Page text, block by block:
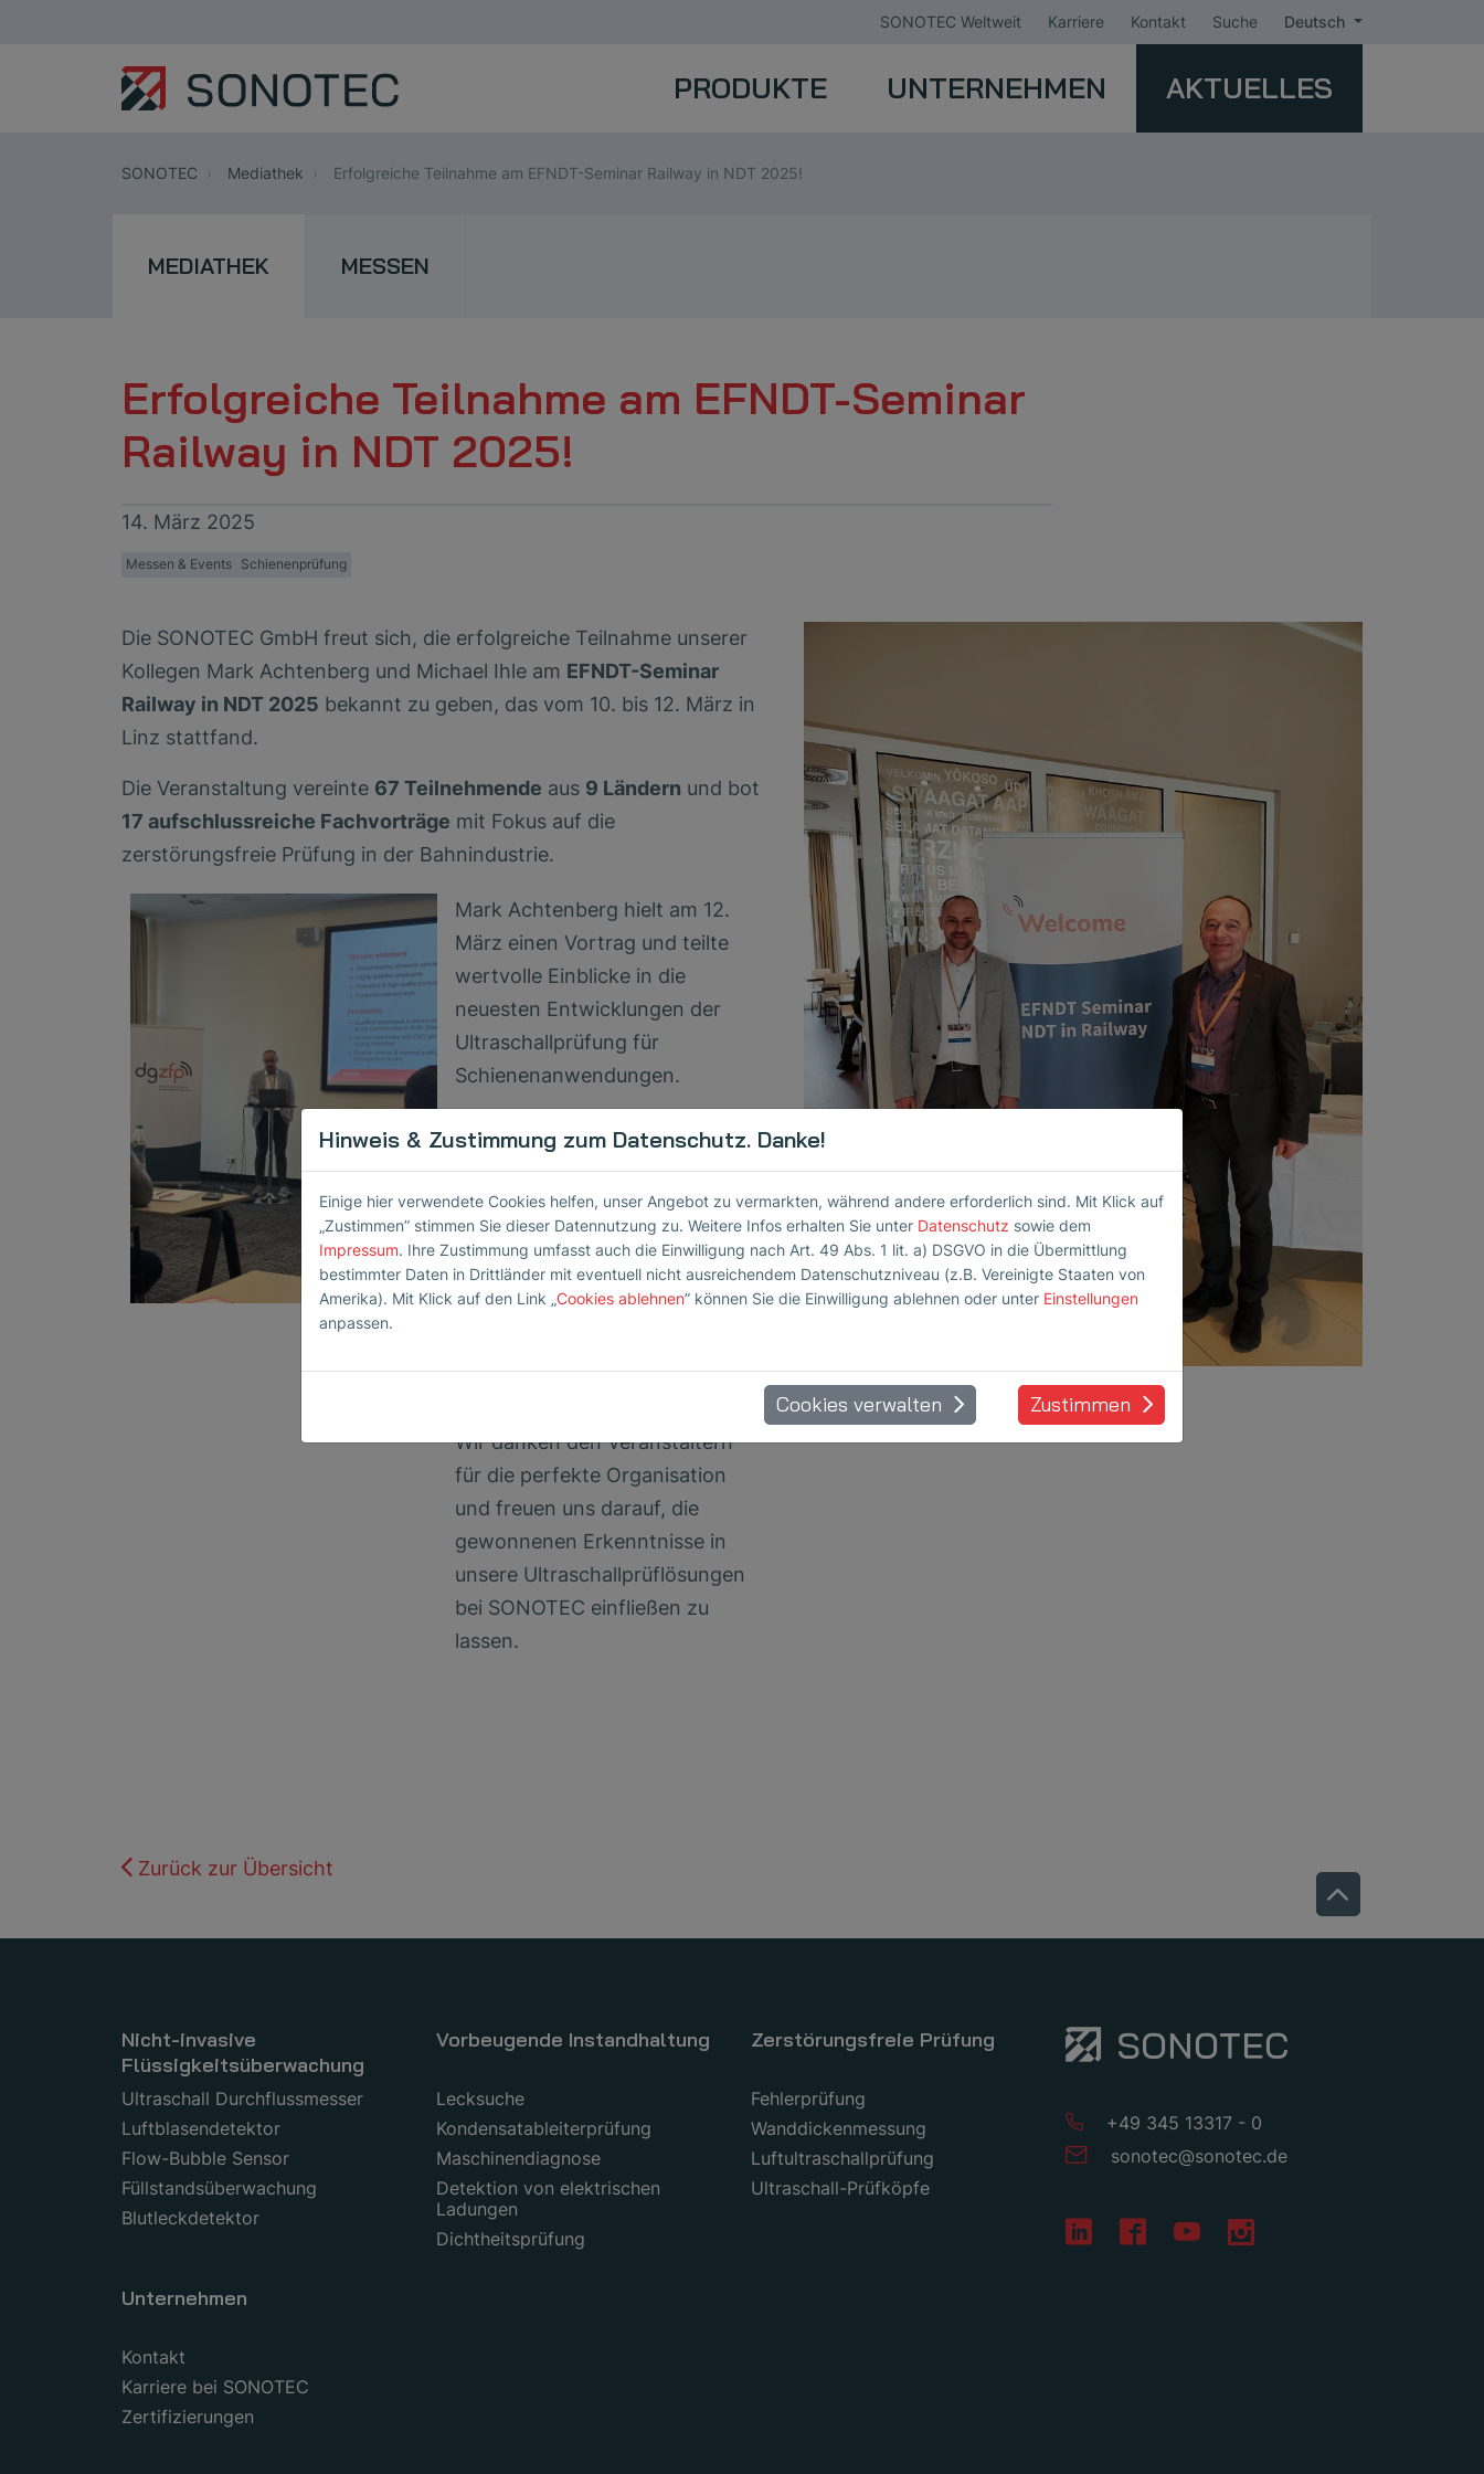
SONOTEC Weltweit Karriere Kontakt Suche Deutsch
PRODUKTE UNTERNEHMEN AKTUELLES
SONOTEC Mediathek Erfolgreiche Teilnahme am EFNDT-Seminar Railway in NDT 2025!
MEDIATHEK MESSEN
Erfolgreiche Teilnahme am EFNDT-Seminar
Railway in NDT 2025!
14. März 2025
Messen & Events Schienenprüfung
Die SONOTEC GmbH freut sich, die erfolgreiche Teilnahme unserer
Kollegen Mark Achtenberg und Michael Ihle am EFNDT-Seminar
Railway in NDT 2025 bekannt zu geben, das vom 10. bis 12. März in
Linz stattfand.
Die Veranstaltung vereinte 67 Teilnehmende aus 9 Ländern und bot
17 aufschlussreiche Fachvorträge mit Fokus auf die
zerstörungsfreie Prüfung in der Bahnindustrie.
Mark Achtenberg hielt am 12.
März einen Vortrag und teilte
wertvolle Einblicke in die
neuesten Entwicklungen der
Ultraschallprüfung für
Schienenanwendungen.
hervorragende Plattform für
intensiven fachlichen Austausch
und Networking. In den Pausen
nutzten die Teilnehmenden die
Gelegenheit, sich über aktuelle
Wir danken den Veranstaltern
für die perfekte Organisation
und freuen uns darauf, die
gewonnenen Erkenntnisse in
unsere Ultraschallprüflösungen
bei SONOTEC einfließen zu
lassen.
Zurück zur Übersicht
Nicht-invasive
Flüssigkeitsüberwachung
Ultraschall Durchflussmesser
Luftblasendetektor
Flow-Bubble Sensor
Füllstandsüberwachung
Blutleckdetektor
Vorbeugende Instandhaltung
Lecksuche
Kondensatableiterprüfung
Maschinendiagnose
Detektion von elektrischen
Ladungen
Dichtheitsprüfung
Zerstörungsfreie Prüfung
Fehlerprüfung
Wanddickenmessung
Luftultraschallprüfung
Ultraschall-Prüfköpfe
Unternehmen
Kontakt
Karriere bei SONOTEC
Zertifizierungen
+49 345 13317 - 0
sonotec@sonotec.de
Hinweis & Zustimmung zum Datenschutz. Danke!
Einige hier verwendete Cookies helfen, unser Angebot zu vermarkten, während andere erforderlich sind. Mit Klick auf
„Zustimmen” stimmen Sie dieser Datennutzung zu. Weitere Infos erhalten Sie unter Datenschutz sowie dem
Impressum. Ihre Zustimmung umfasst auch die Einwilligung nach Art. 49 Abs. 1 lit. a) DSGVO in die Übermittlung
bestimmter Daten in Drittländer mit eventuell nicht ausreichendem Datenschutzniveau (z.B. Vereinigte Staaten von
Amerika). Mit Klick auf den Link „Cookies ablehnen” können Sie die Einwilligung ablehnen oder unter Einstellungen
anpassen.
Cookies verwalten Zustimmen